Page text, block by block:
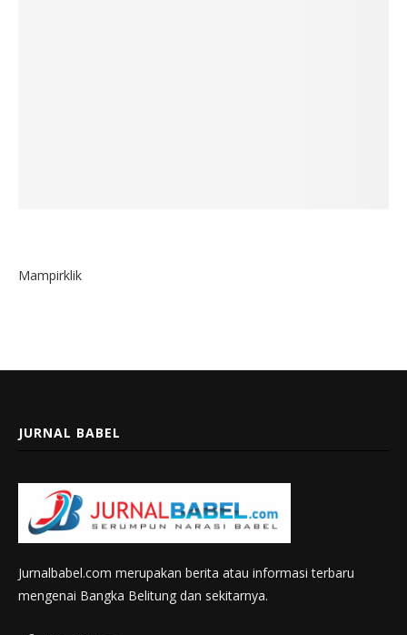
Mampirklik
JURNAL BABEL
Jurnalbabel.com merupakan berita atau informasi terbaru
mengenai Bangka Belitung dan sekitarnya.